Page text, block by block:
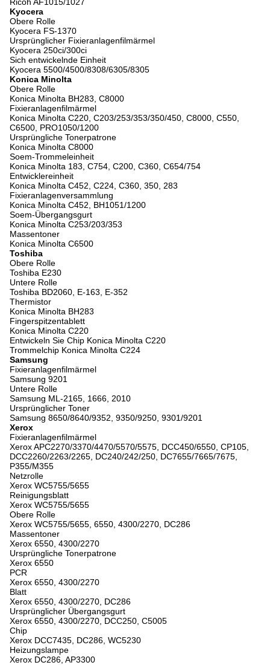
Kyocera
Obere Rolle
Kyocera FS-1370
Ursprünglicher Fixieranlagenfilmärmel
Kyocera 250ci/300ci
Sich entwickelnde Einheit
Kyocera 5500/4500/8308/6305/8305
Konica Minolta
Obere Rolle
Konica Minolta BH283, C8000
Fixieranlagenfilmärmel
Konica Minolta C220, C203/253/353/350/450, C8000, C550,
C6500, PRO1050/1200
Ursprüngliche Tonerpatrone
Konica Minolta C8000
Soem-Trommeleinheit
Konica Minolta 183, C754, C200, C360, C654/754
Entwicklereinheit
Konica Minolta C452, C224, C360, 350, 283
Fixieranlagenversammlung
Konica Minolta C452, BH1051/1200
Soem-Übergangsgurt
Konica Minolta C253/203/353
Massentoner
Konica Minolta C6500
Toshiba
Obere Rolle
Toshiba E230
Untere Rolle
Toshiba BD2060, E-163, E-352
Thermistor
Konica Minolta BH283
Fingerspitzentablett
Konica Minolta C220
Entwickeln Sie Chip Konica Minolta C220
Trommelchip Konica Minolta C224
Samsung
Fixieranlagenfilmärmel
Samsung 9201
Untere Rolle
Samsung ML-2165, 1666, 2010
Ursprünglicher Toner
Samsung 8650/8640/9352, 9350/9250, 9301/9201
Xerox
Fixieranlagenfilmärmel
Xerox APC2270/3370/4470/5570/5575, DCC450/6550, CP105,
DCC2260/2263/2265, DC240/242/250, DC7655/7665/7675,
P355/M355
Netzrolle
Xerox WC5755/5655
Reinigungsblatt
Xerox WC5755/5655
Obere Rolle
Xerox WC5755/5655, 6550, 4300/2270, DC286
Massentoner
Xerox 6550, 4300/2270
Ursprüngliche Tonerpatrone
Xerox 6550
PCR
Xerox 6550, 4300/2270
Blatt
Xerox 6550, 4300/2270, DC286
Ursprünglicher Übergangsgurt
Xerox 6550, 4300/2270, DCC250, C5005
Chip
Xerox DCC7435, DC286, WC5230
Heizungslampe
Xerox DC286, AP3300